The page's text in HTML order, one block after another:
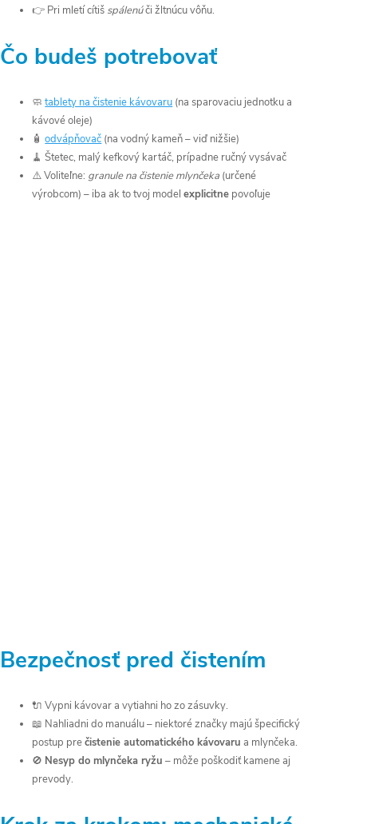
👉 Pri mletí cítiš spálenúči žltnúcu vôňu.
Čo budeš potrebovať
🧼tablety na čistenie kávovaru (na sparovaciu jednotku a
kávové oleje)
🧴odvápňovač (na vodný kameň – viď nižšie)
🧹 Štetec, malý kefkový kartáč, prípadne ručný vysávač
⚠️ Voliteľne: granule na čistenie mlynčeka (určené
výrobcom) – iba ak to tvoj modelexplicitne povoľuje
Bezpečnosť pred čistením
🔌 Vypni kávovar a vytiahni ho zo zásuvky.
📖 Nahliadni do manuálu – niektoré značky majú špecifický
postup prečistenie automatického kávovaru a mlynčeka.
🚫 Nesyp do mlynčeka ryžu – môže poškodiť kamene aj
prevody.